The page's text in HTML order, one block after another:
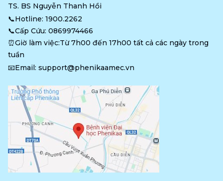
TS. BS Nguyễn Thanh Hồi
📞Hotline: 1900.2262
📞Cấp Cứu: 0869974466
⏰Giờ làm việc:Từ 7h00 đến 17h00 tất cả các ngày trong
tuần
📧Email: support@phenikaamec.vn